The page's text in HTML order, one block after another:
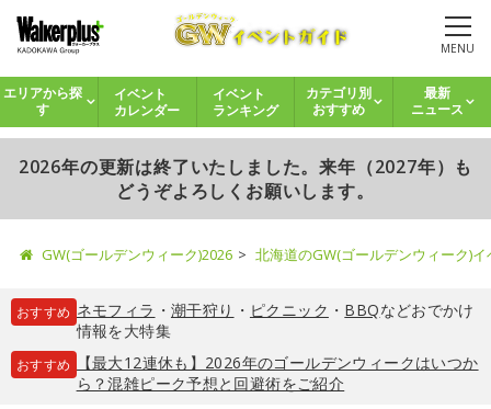
MENU
エリアから探
す
イベント
カレンダー
イベント
ランキング
カテゴリ別
おすすめ
最新
ニュース
2026年の更新は終了いたしました。来年（2027年）も
どうぞよろしくお願いします。
GW(ゴールデンウィーク)2026 北海道のGW(ゴールデンウィーク)
おすすめ ネモフィラ ・ 潮干狩り ・ ピクニック ・ BBQなどおでかけ
情報を大特集
おすすめ
【最大12連休も】2026年のゴールデンウィークはいつか
ら？混雑ピーク予想と回避術をご紹介